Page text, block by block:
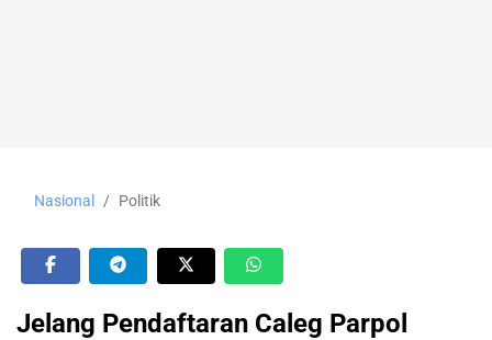
Nasional Politik
Jelang Pendaftaran Caleg Parpol